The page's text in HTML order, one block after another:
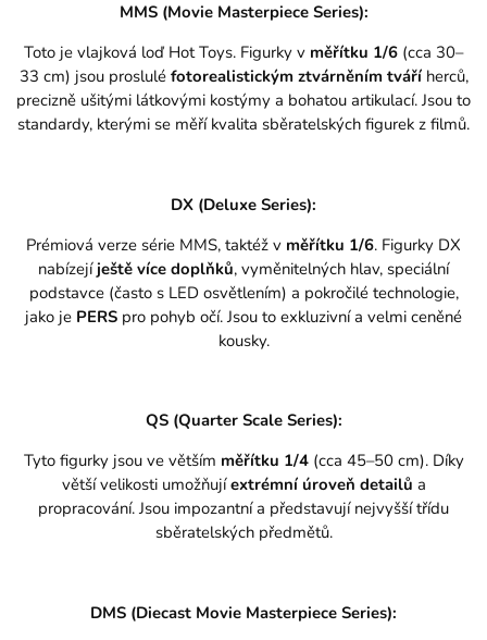
MMS (Movie Masterpiece Series):
Toto je vlajková loď Hot Toys. Figurky v měřítku 1/6 (cca 30–
33 cm) jsou proslulé fotorealistickým ztvárněním tváří herců,
precizně ušitými látkovými kostýmy a bohatou artikulací. Jsou to
standardy, kterými se měří kvalita sběratelských figurek z filmů.
DX (Deluxe Series):
Prémiová verze série MMS, taktéž v měřítku 1/6. Figurky DX
nabízejí ještě více doplňků, vyměnitelných hlav, speciální
podstavce (často s LED osvětlením) a pokročilé technologie,
jako je PERS pro pohyb očí. Jsou to exkluzivní a velmi ceněné
kousky.
QS (Quarter Scale Series):
Tyto figurky jsou ve větším měřítku 1/4(cca 45–50 cm). Díky
větší velikosti umožňujíextrémní úroveň detailů a
propracování. Jsou impozantní a představují nejvyšší třídu
sběratelských předmětů.
DMS (Diecast Movie Masterpiece Series):